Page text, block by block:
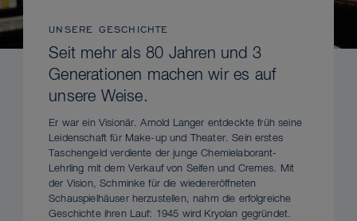
UNSERE GESCHICHTE
Seit mehr als 80 Jahren und 3
Generationen machen wir es auf
unsere Weise.
Er war ein Visionär. Arnold Langer entdeckte früh seine
Leidenschaft für Make-up und Theater. Sein erstes
Taschengeld verdiente der junge Chemielaborant-
Lehrling mit dem Verkauf von Seifen und Cremes. Mit
der Vision, Schminke für die wiedereröffneten
Schauspielhäuser herzustellen, nahm die erfolgreiche
Geschichte ihren Lauf: 1945 wird Kryolan gegründet.